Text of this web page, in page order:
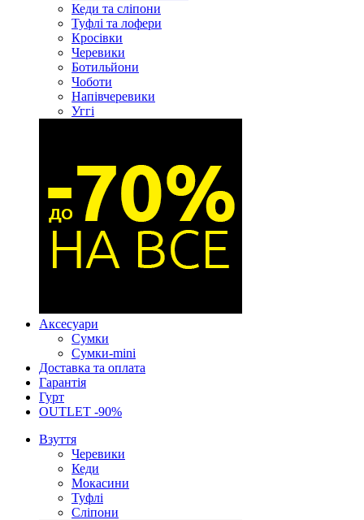
Кеди та сліпони
Туфлі та лофери
Кросівки
Черевики
Ботильйони
Чоботи
Напівчеревики
Уггі
Аксесуари
Сумки
Сумки-mini
Доставка та оплата
Гарантія
Гурт
OUTLET -90%
Взуття
Черевики
Кеди
Мокасини
Туфлі
Сліпони